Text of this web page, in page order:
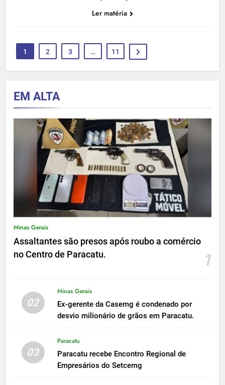
Ler matéria
1 2 3 … 11
EM ALTA
Minas Gerais
Assaltantes são presos após roubo a comércio
no Centro de Paracatu.
1
02
Minas Gerais
Ex-gerente da Casemg é condenado por
desvio milionário de grãos em Paracatu.
03
Paracatu
Paracatu recebe Encontro Regional de
Empresários do Setcemg